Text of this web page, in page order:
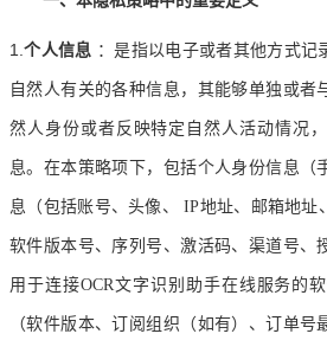
1. 个人信息 ：是指以电子或者其他方式记
自然人有关的各种信息，其能够单独或者
然人身份或者反映特定自然人活动情况
息。在本策略项下，包括个人身份信息（
息（包括账号、头像、 IP地址、邮箱地址
软件版本号、序列号、激活码、渠道号、
用于连接OCR文字识别助手在线服务的
（软件版本、订阅组织（如有）、订单号